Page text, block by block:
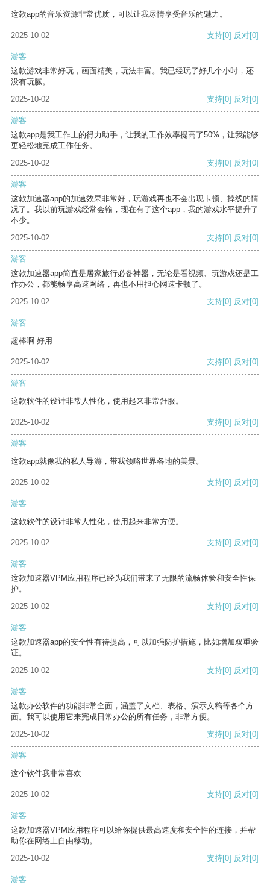
这款app的音乐资源非常优质，可以让我尽情享受音乐的魅力。
2025-10-02 支持[0] 反对[0]
游客
这款游戏非常好玩，画面精美，玩法丰富。我已经玩了好几个小时，还
没有玩腻。
2025-10-02
支持[0] 反对[0]
游客
这款app是我工作上的得力助手，让我的工作效率提高了50%，让我能够
更轻松地完成工作任务。
2025-10-02
支持[0] 反对[0]
游客
这款加速器app的加速效果非常好，玩游戏再也不会出现卡顿、掉线的情
况了。我以前玩游戏经常会输，现在有了这个app，我的游戏水平提升了
不少。
2025-10-02
支持[0] 反对[0]
游客
这款加速器app简直是居家旅行必备神器，无论是看视频、玩游戏还是工
作办公，都能畅享高速网络，再也不用担心网速卡顿了。
2025-10-02
支持[0] 反对[0]
游客
超棒啊 好用
2025-10-02 支持[0] 反对[0]
游客
这款软件的设计非常人性化，使用起来非常舒服。
2025-10-02 支持[0] 反对[0]
游客
这款app就像我的私人导游，带我领略世界各地的美景。
2025-10-02 支持[0] 反对[0]
游客
这款软件的设计非常人性化，使用起来非常方便。
2025-10-02 支持[0] 反对[0]
游客
这款加速器VPM应用程序已经为我们带来了无限的流畅体验和安全性保
护。
2025-10-02
支持[0] 反对[0]
游客
这款加速器app的安全性有待提高，可以加强防护措施，比如增加双重验
证。
2025-10-02
支持[0] 反对[0]
游客
这款办公软件的功能非常全面，涵盖了文档、表格、演示文稿等各个方
面。我可以使用它来完成日常办公的所有任务，非常方便。
2025-10-02
支持[0] 反对[0]
游客
这个软件我非常喜欢
2025-10-02 支持[0] 反对[0]
游客
这款加速器VPM应用程序可以给你提供最高速度和安全性的连接，并帮
助你在网络上自由移动。
2025-10-02
支持[0] 反对[0]
游客